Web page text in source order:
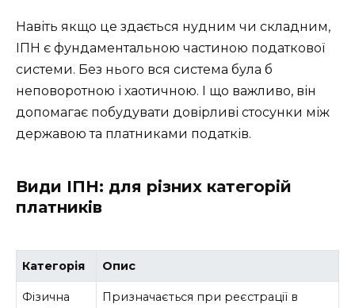
Навіть якщо це здається нудним чи складним,
ІПН є фундаментальною частиною податкової
системи. Без нього вся система була б
неповоротною і хаотичною. І що важливо, він
допомагає побудувати довірливі стосунки між
державою та платниками податків.
Види ІПН: для різних категорій
платників
Категорія Опис
Фізична
Призначається при реєстрації в